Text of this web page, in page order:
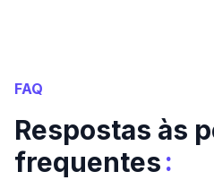
FAQ
Respostas às
frequentes: